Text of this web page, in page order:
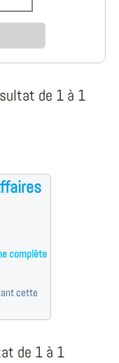
de 1 à 1
complète
cette
de 1 à 1